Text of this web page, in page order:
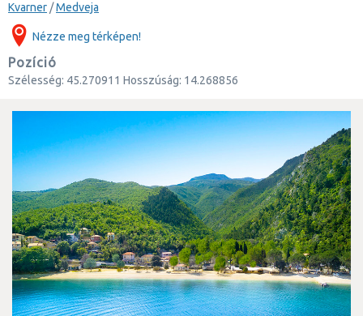
Kvarner /Medveja
Nézze meg térképen!
Pozíció
Szélesség: 45.270911 Hosszúság: 14.268856